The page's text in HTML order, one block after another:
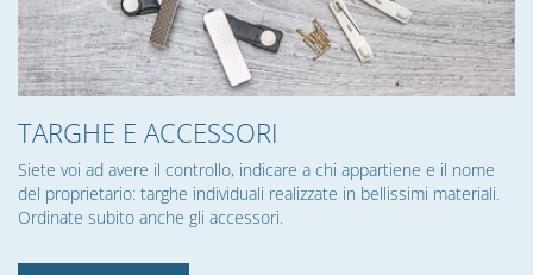
TARGHE E ACCESSORI
Siete voi ad avere il controllo, indicare a chi appartiene e il nome
del proprietario: targhe individuali realizzate in bellissimi materiali.
Ordinate subito anche gli accessori.